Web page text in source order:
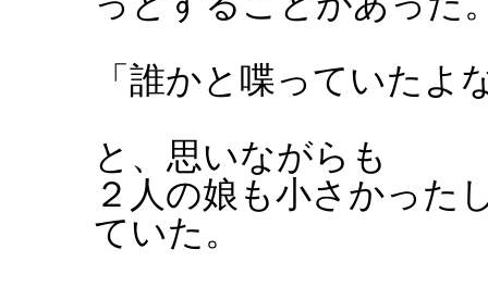
「誰かと喋っていた
と、思いながらも
２人の娘も小さかった
ていた。